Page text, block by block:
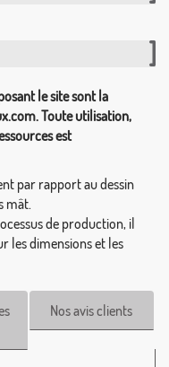
le site sont la
Toute utilisation,
est
par rapport au dessin
mât.
de production, il
les dimensions et les
Nos avis clients